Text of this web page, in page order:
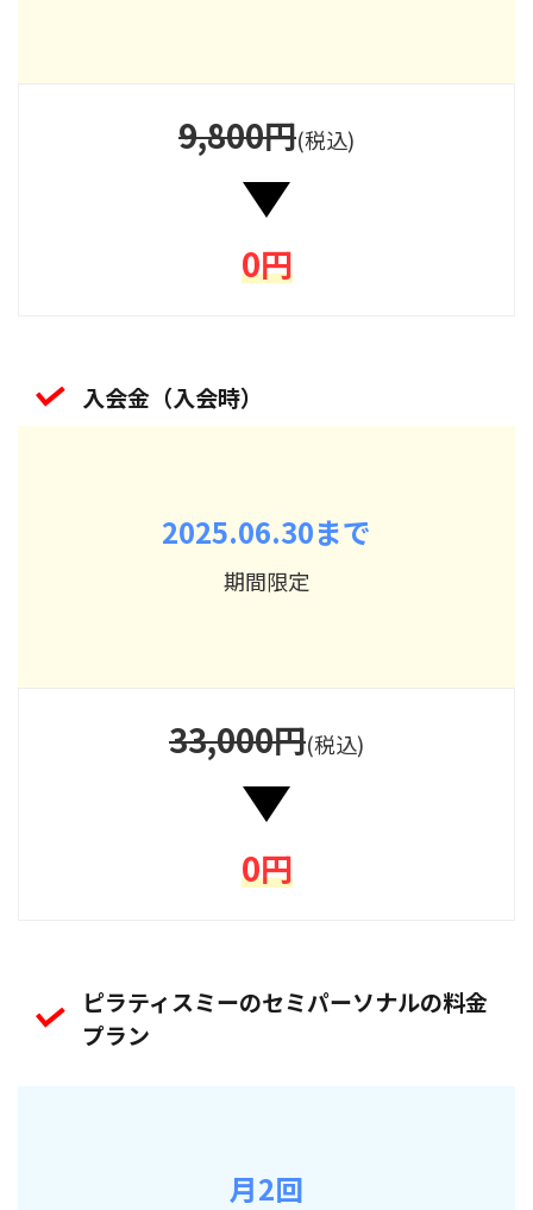
9,800円(税込)
0円
入会金（入会時）
2025.06.30まで
期間限定
33,000円(税込)
0円
ピラティスミーのセミパーソナルの料金
プラン
月2回